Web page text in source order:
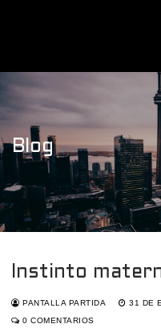
Blog
Instinto
PANTALLA PARTIDA 31 DE
0 COMENTARIOS